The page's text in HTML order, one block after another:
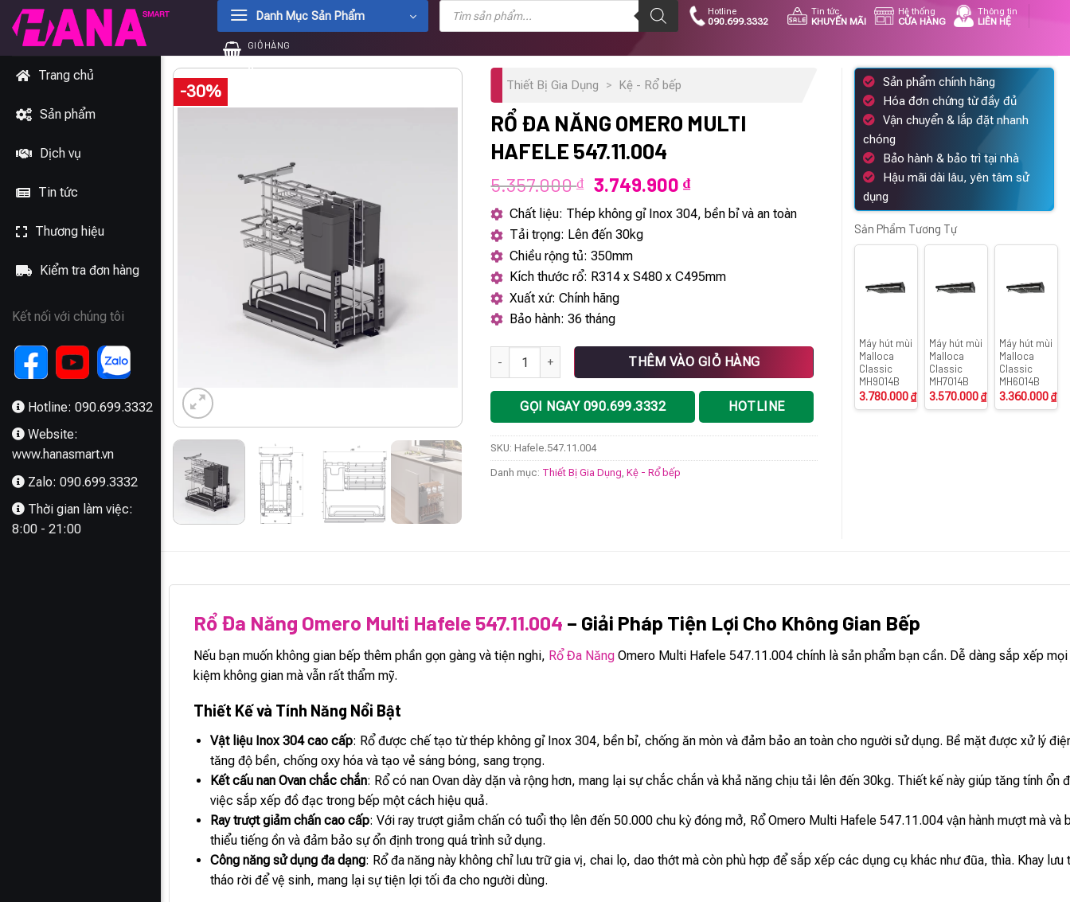
Chuyển
đến
dung
Danh Mục Sản Phẩm
Tìm
kiếm
phẩm
Hotline
090.699.3332
Tin tức
KHUYẾN MÃI
Hệ thống
CỬA HÀNG
Thông tin
LIÊN HỆ
GIỎ HÀNG
0₫
Trang chủ
Sản phẩm
Dịch vụ
Tin tức
Thương hiệu
Kiểm tra đơn hàng
Kết nối với chúng tôi
Hotline: 090.699.3332
Website:
www.hanasmart.vn
Zalo: 090.699.3332
Thời gian làm việc:
8:00 - 21:00
-30% Thiết Bị Gia Dụng > Kệ - Rổ bếp
RỔ ĐA NĂNG OMERO MULTI
HAFELE 547.11.004
5.357.000₫ Giá
gốc
là:
5.357.000 ₫.
3.749.900 ₫Giá
hiện
tại
Chất liệu: Thép không gỉ Inox 304, bền bỉ và an toàn
Tải trọng: Lên đến 30kg
Chiều rộng tủ: 350mm
Kích thước rổ: R314 x S480 x C495mm
Xuất xứ: Chính hãng
Bảo hành: 36 tháng
Rổ đa năng Omero Multi Hafele 547.11.004 số lượng
THÊM VÀO GIỎ HÀNG
GỌI NGAY 090.699.3332 HOTLINE
SKU:Hafele.547.11.004
Danh mục: Thiết Bị Gia Dụng,Kệ - Rổ bếp
Sản phẩm chính hãng
Hóa đơn chứng từ đầy đủ
Vận chuyển & lắp đặt nhanh
chóng
Bảo hành & bảo trì tại nhà
Hậu mãi dài lâu, yên tâm sử
dụng
Sản Phẩm Tương Tự
Máy hút mùi
Malloca
Classic
MH9014B
3.780.000₫
Máy hút mùi
Malloca
Classic
MH7014B
3.570.000₫
Máy hút mùi
Malloca
Classic
MH6014B
3.360.000₫
Rổ Đa Năng Omero Multi Hafele 547.11.004 – Giải Pháp Tiện Lợi Cho Không Gian Bếp
Nếu bạn muốn không gian bếp thêm phần gọn gàng và tiện nghi, Rổ Đa Năng Omero Multi Hafele 547.11.004 chính là sản phẩm bạn cần. Dễ dàng sắp xếp
kiệm không gian mà vẫn rất thẩm mỹ.
Thiết Kế và Tính Năng Nổi Bật
Vật liệu Inox 304 cao cấp: Rổ được chế tạo từ thép không gỉ Inox 304, bền bỉ, chống ăn mòn và đảm bảo an toàn cho người sử dụng. Bề mặt được xử lý
tăng độ bền, chống oxy hóa và tạo vẻ sáng bóng, sang trọng.
Kết cấu nan Ovan chắc chắn: Rổ có nan Ovan dày dặn và rộng hơn, mang lại sự chắc chắn và khả năng chịu tải lên đến 30kg. Thiết kế này giúp tăng tính ổn
việc sắp xếp đồ đạc trong bếp một cách hiệu quả.
Ray trượt giảm chấn cao cấp: Với ray trượt giảm chấn có tuổi thọ lên đến 50.000 chu kỳ đóng mở, Rổ Omero Multi Hafele 547.11.004 vận hành mượt mà và
thiểu tiếng ồn và đảm bảo sự ổn định trong quá trình sử dụng.
Công năng sử dụng đa dạng: Rổ đa năng này không chỉ lưu trữ gia vị, chai lọ, dao thớt mà còn phù hợp để sắp xếp các dụng cụ khác như đũa, thìa. Khay lưu
tháo rời để vệ sinh, mang lại sự tiện lợi tối đa cho người dùng.